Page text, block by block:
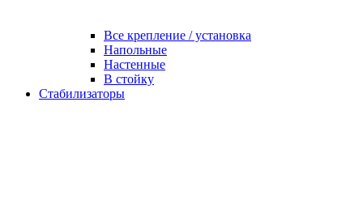
Все крепление / установка
Напольные
Настенные
В стойку
Стабилизаторы